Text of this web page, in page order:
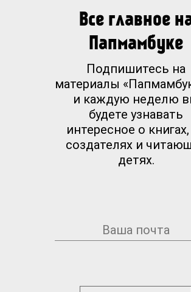
Все главное
Папмамбуке
Подпишитесь на
материалы
и каждую неделю
будете узнавать
интересное о
создателях и
детях.